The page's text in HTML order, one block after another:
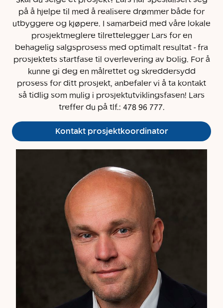
på å hjelpe til med å realisere drømmer både for
utbyggere og kjøpere. I samarbeid med våre lokale
prosjektmeglere tilrettelegger Lars for en
behagelig salgsprosess med optimalt resultat - fra
prosjektets startfase til overlevering av bolig. For å
kunne gi deg en målrettet og skreddersydd
prosess for ditt prosjekt, anbefaler vi å ta kontakt
så tidlig som mulig i prosjektutviklingsfasen! Lars
treffer du på tlf.: 478 96 777.
Kontakt prosjektkoordinator